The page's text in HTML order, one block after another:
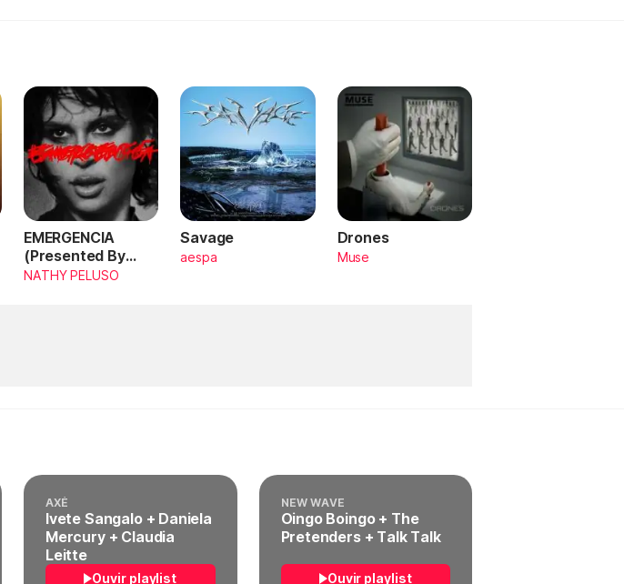
EMERGENCIA
(Presented By
PlayStation,
NATHY PELUSO
Savage
aespa
Drones
Muse
AXÉ
Ivete Sangalo + Daniela
Mercury + Claudia
Leitte
Ouvir playlist
NEW WAVE
Oingo Boingo + The
Pretenders + Talk Talk
Ouvir playlist